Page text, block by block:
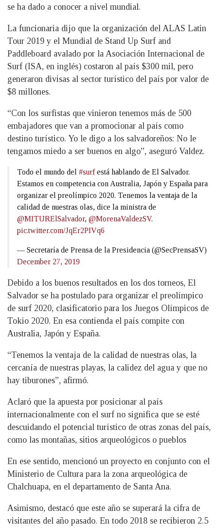
se ha dado a conocer a nivel mundial.
La funcionaria dijo que la organización del ALAS Latin
Tour 2019 y el Mundial de Stand Up Surf and
Paddleboard avalado por la Asociación Internacional de
Surf (ISA, en inglés) costaron al país $300 mil, pero
generaron divisas al sector turístico del país por valor de
$8 millones.
“Con los surfistas que vinieron tenemos más de 500
embajadores que van a promocionar al país como
destino turístico. Yo le digo a los salvadoreños: No le
tengamos miedo a ser buenos en algo”, aseguró Valdez.
Todo el mundo del #surfestá hablando de El Salvador.
Estamos en competencia con Australia, Japón y España para
organizar el preolímpico 2020. Tenemos la ventaja de la
calidad de nuestras olas, dice la ministra de
@MITURElSalvador, @MorenaValdezSV.
pic.twitter.com/JqEr2PIVq6
— Secretaría de Prensa de la Presidencia (@SecPrensaSV)
December 27, 2019
Debido a los buenos resultados en los dos torneos, El
Salvador se ha postulado para organizar el preolímpico
de surf 2020, clasificatorio para los Juegos Olímpicos de
Tokio 2020. En esa contienda el país compite con
Australia, Japón y España.
“Tenemos la ventaja de la calidad de nuestras olas, la
cercanía de nuestras playas, la calidez del agua y que no
hay tiburones”, afirmó.
Aclaró que la apuesta por posicionar al país
internacionalmente con el surf no significa que se esté
descuidando el potencial turístico de otras zonas del país,
como las montañas, sitios arqueológicos o pueblos
En ese sentido, mencionó un proyecto en conjunto con el
Ministerio de Cultura para la zona arqueológica de
Chalchuapa, en el departamento de Santa Ana.
Asimismo, destacó que este año se superará la cifra de
visitantes del año pasado. En todo 2018 se recibieron 2.5